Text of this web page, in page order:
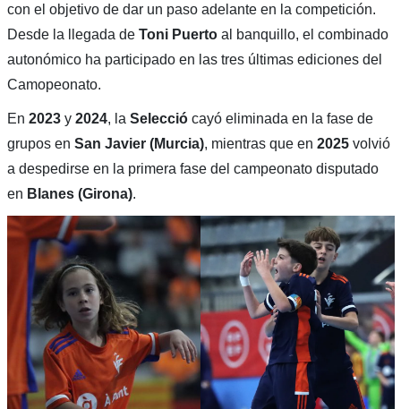
con el objetivo de dar un paso adelante en la competición.
Desde la llegada de Toni Puertoal banquillo, el combinado
autonómico ha participado en las tres últimas ediciones del
Camopeonato.
En 2023y 2024, la Selecciócayó eliminada en la fase de
grupos en San Javier (Murcia), mientras que en 2025volvió
a despedirse en la primera fase del campeonato disputado
en Blanes (Girona).